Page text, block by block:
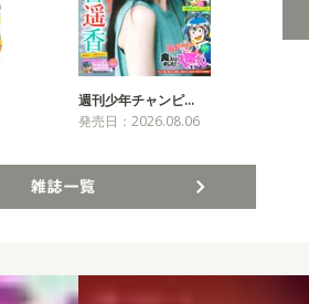
週刊少年チャンピ…
発売日：2026.08.06